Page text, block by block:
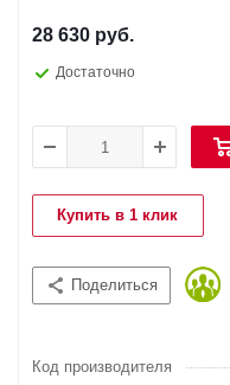
28 630 руб.
Достаточно
Купить в 1 клик
Поделиться
Код производителя